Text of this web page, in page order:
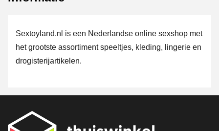
Sextoyland.nl is een Nederlandse online sexshop met
het grootste assortiment speeltjes, kleding, lingerie en
drogisterijartikelen.